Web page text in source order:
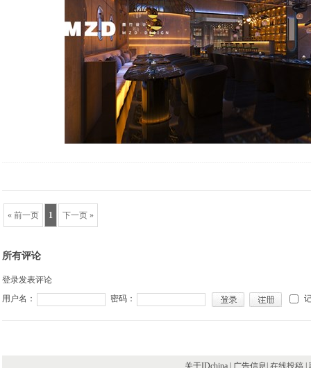
« 前一页 1 下一页 »
所有评论
登录发表评论
用户名：
密码：
关于IDchina | 广告信息| 在线投稿